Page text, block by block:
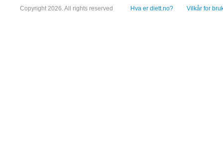
Copyright 2026. All rights reserved Hva er diett.no? Vilkår for